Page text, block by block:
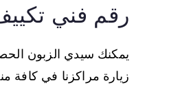
رقم فني
يمكنك سيدي الزبون
زيارة مراكزنا في كافة